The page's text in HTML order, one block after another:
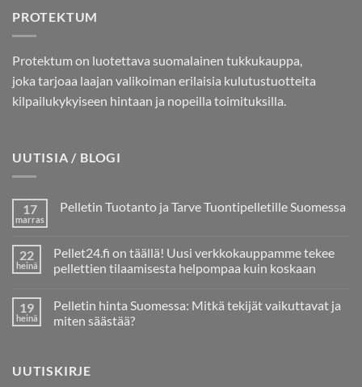
PROTEKTUM
Protektum on luotettava suomalainen tukkukauppa,
joka tarjoaa laajan valikoiman erilaisia kulutustuotteita
kilpailukykyiseen hintaan ja nopeilla toimituksilla.
UUTISIA / BLOGI
17
marras
Pelletin Tuotanto ja Tarve Tuontipelletille Suomessa
Pelletin
Tuotanto
ja
Suomessa
22
heinä
Pellet24.fi on täällä! Uusi verkkokauppamme tekee
pellettien tilaamisesta helpompaa kuin koskaan
artikkeliin
Pellet24.fi
on
tekee
pellettien
19
heinä
Pelletin hinta Suomessa: Mitkä tekijät vaikuttavat ja
miten säästää?
Pelletin
hinta
UUTISKIRJE